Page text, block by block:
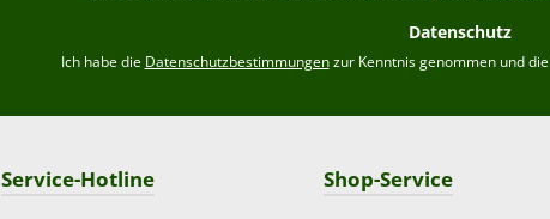
Datenschutz
Ich habe die Datenschutzbestimmungenzur Kenntnis genommen und die
Service-Hotline Shop-Service